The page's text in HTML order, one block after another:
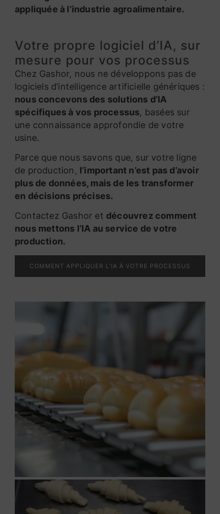
appliquée à l’industrie agroalimentaire.
Votre propre logiciel d’IA, sur
mesure pour vos processus
Chez Gashor, nous ne développons pas de
logiciels d’intelligence artificielle génériques :
nous concevons des solutions d’IA
spécifiques à vos processus, basées sur
une connaissance approfondie de votre
usine.
Parce que nous savons que, sur votre ligne
de production, l’important n’est pas d’avoir
plus de données, mais de les transformer
en décisions précises.
Contactez Gashor et découvrez comment
nous mettons l’IA au service de votre
production.
COMMENT APPLIQUER L’IA À VOTRE PROCESSUS